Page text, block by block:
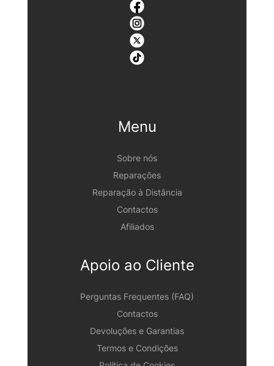
Menu
Sobre nós
Reparações
Reparação à Distância
Contactos
Afiliados
Apoio ao Cliente
Perguntas Frequentes (FAQ)
Contactos
Devoluções e Garantias
Termos e Condições